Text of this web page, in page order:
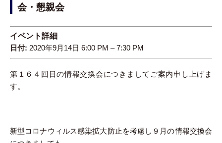
会・懇親会
イベント詳細
日付: 2020年9月14日 6:00 PM –7:30 PM
第１６４回目の情報交換会につきましてご案内申し上げま
す。
新型コロナウィルス感染拡大防止を考慮し９月の情報交換会